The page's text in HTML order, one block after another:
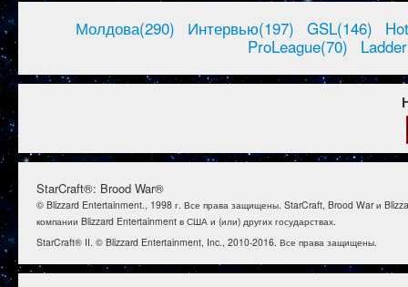
Молдова(290) Интервью(197) GSL(146)
ProLeague(70)
StarCraft®: Brood War®
© Blizzard Entertainment., 1998 г. Все права защищены. StarCraft, Brood War и
компании Blizzard Entertainment в США и (или) других государствах.
StarCraft® II. © Blizzard Entertainment, Inc., 2010-2016. Все права защищены.